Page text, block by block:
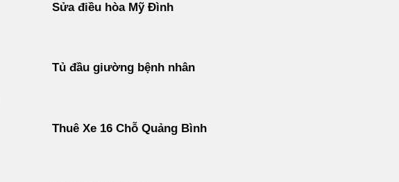
Sửa điều hòa Mỹ Đình
Tủ đầu giường bệnh nhân
Thuê Xe 16 Chỗ Quảng Bình